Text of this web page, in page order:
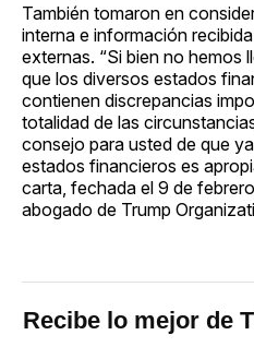
También tomaron en
interna e información
externas. “Si bien no hemos
que los diversos estados
contienen discrepancias
totalidad de las
consejo para usted de que
estados financieros es
carta, fechada el 9 de
abogado de Trump
Recibe lo mejor de